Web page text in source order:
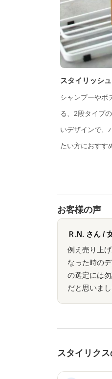
スタイリッシ
シャンプーやボ
る、2段タイプ
いデザインで、
たい方におすす
お客様の声
Ｒ.N. さん /
例え売り上
なった時の
の選定には
だと思いま
スタイリク